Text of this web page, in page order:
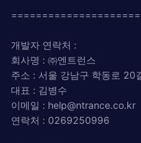
개발자 연락처 :
회사명 : ㈜엔트런스
주소 : 서울 강남구 학동로 20
대표 : 김병수
이메일 : help@ntrance.co.kr
연락처 : 0269250996